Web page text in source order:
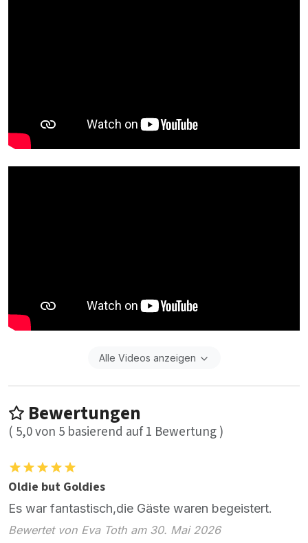
Alle Videos anzeigen
Bewertungen
( 5,0von 5 basierend auf1 Bewertung )
Oldie but Goldies
Es war fantastisch,die Gäste waren begeistert.
Bewertet von Eva Toth am 30. Mai 2026